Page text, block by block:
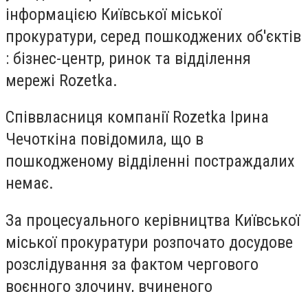
інформацією Київської міської
прокуратури, серед пошкоджених об'єктів
: бізнес-центр, ринок та відділення
мережі Rozetka.
Співвласниця компанії Rozetka Ірина
Чечоткіна повідомила, що в
пошкодженому відділенні постраждалих
немає.
За процесуального керівництва Київської
міської прокуратури розпочато досудове
розслідування за фактом чергового
воєнного злочину, вчиненого